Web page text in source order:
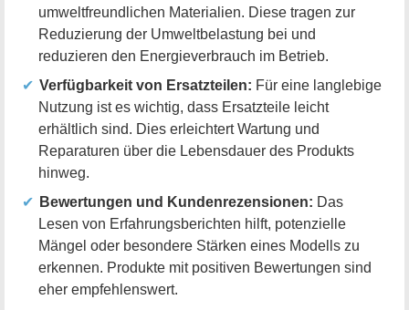
umweltfreundlichen Materialien. Diese tragen zur
Reduzierung der Umweltbelastung bei und
reduzieren den Energieverbrauch im Betrieb.
Verfügbarkeit von Ersatzteilen: Für eine langlebige
Nutzung ist es wichtig, dass Ersatzteile leicht
erhältlich sind. Dies erleichtert Wartung und
Reparaturen über die Lebensdauer des Produkts
hinweg.
Bewertungen und Kundenrezensionen: Das
Lesen von Erfahrungsberichten hilft, potenzielle
Mängel oder besondere Stärken eines Modells zu
erkennen. Produkte mit positiven Bewertungen sind
eher empfehlenswert.